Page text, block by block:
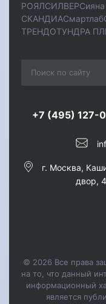
РОЯЛСИЛВЕР
СКАНДИAСмартлаб
ТРЕНДОТУНДРА
+7 (495) 127-
г. Москва,
двор,
© 2026 Все права
на то, что данный
информационный
является